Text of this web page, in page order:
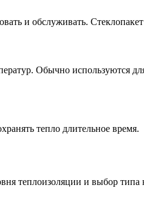
и обслуживать.
Обычно используются
тепло длительное время.
теплоизоляции и выбор